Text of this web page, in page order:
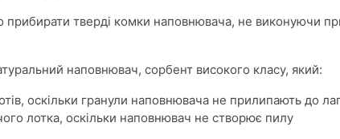
прибирати тверді комки наповнювача, не виконуючи
наповнювач, сорбент високого класу, який:
оскільки гранули наповнювача не прилипають до
лотка, оскільки наповнювач не створює пилу